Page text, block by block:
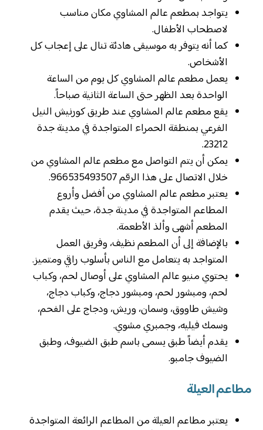
يتواجد بمطعم عالم المشاوي مكان مناسب
لاصطحاب الأطفال.
كما أنه يتوفر به موسيقى هادئة تنال على إعجاب كل
الأشخاص.
يعمل مطعم عالم المشاوي كل يوم من الساعة
الواحدة بعد الظهر حتى الساعة الثانية صباحاً.
يقع مطعم عالم المشاوي عند طريق كورنيش النيل
الفرعي بمنطقة الحمراء المتواجدة في مدينة جدة
23212.
يمكن أن يتم التواصل مع مطعم عالم المشاوي من
خلال الاتصال على هذا الرقم 966535493507.
يعتبر مطعم عالم المشاوي من أفضل وأروع
المطاعم المتواجدة في مدينة جدة، حيث يقدم
المطعم أشهى وألذ الأطعمة.
بالإضافة إلى أن المطعم نظيف، وفريق العمل
المتواجد به يتعامل مع الناس بأسلوب راقي ومتميز.
يحتوي منيو عالم المشاوي على أوصال لحم، وكباب
لحم، ومبشور لحم، ومبشور دجاج، وكباب دجاج،
وشيش طاووق، وسمان، وريش، ودجاج على الفحم،
وسمك فيليه، وجمبري مشوي.
يقدم أيضاً طبق يسمى باسم طبق الضيوف، وطبق
الضيوف جامبو.
مطاعم العيلة
يعتبر مطاعم العيلة من المطاعم الرائعة المتواجدة